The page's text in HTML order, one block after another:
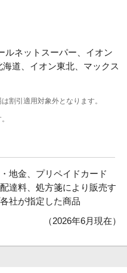
ルネットスーパー、イオン
道、イオン東北、マックス
割引適用対象外となります。
地金、プリペイドカード
達料、処方箋により販売す
社が指定した商品
（2026年6月現在）